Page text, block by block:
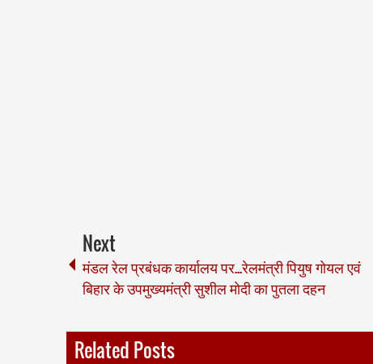
Next
मंडल रेल प्रबंधक कार्यालय पर...रेलमंत्री पियुष गोयल एवं
बिहार के उपमुख्यमंत्री सुशील मोदी का पुतला दहन
Related Posts